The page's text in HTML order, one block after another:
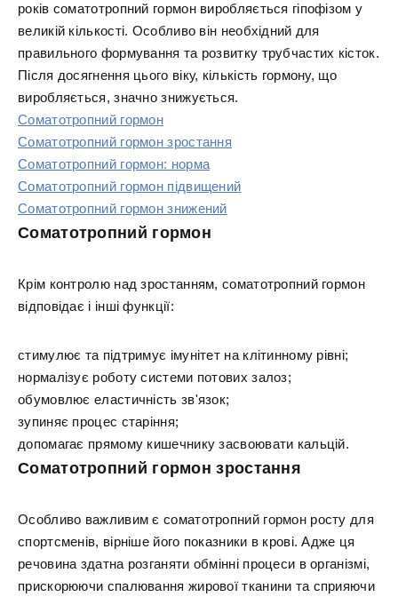
років соматотропний гормон виробляється гіпофізом у
великій кількості. Особливо він необхідний для
правильного формування та розвитку трубчастих кісток.
Після досягнення цього віку, кількість гормону, що
виробляється, значно знижується.
Соматотропний гормон
Соматотропний гормон зростання
Соматотропний гормон: норма
Соматотропний гормон підвищений
Соматотропний гормон знижений
Соматотропний гормон
Крім контролю над зростанням, соматотропний гормон
відповідає і інші функції:
стимулює та підтримує імунітет на клітинному рівні;
нормалізує роботу системи потових залоз;
обумовлює еластичність зв'язок;
зупиняє процес старіння;
допомагає прямому кишечнику засвоювати кальцій.
Соматотропний гормон зростання
Особливо важливим є соматотропний гормон росту для
спортсменів, вірніше його показники в крові. Адже ця
речовина здатна розганяти обмінні процеси в організмі,
прискорюючи спалювання жирової тканини та сприяючи